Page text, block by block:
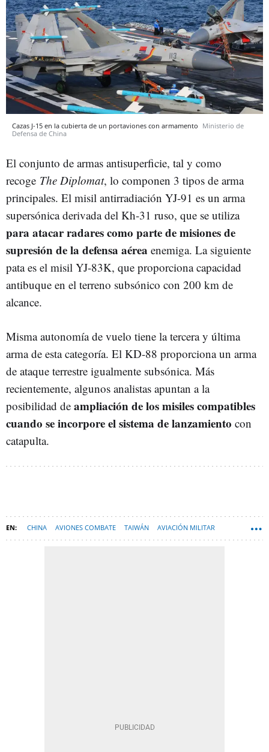
Cazas J-15 en la cubierta de un portaviones con armamento Ministerio de
Defensa de China
El conjunto de armas antisuperficie, tal y como
recoge The Diplomat, lo componen 3 tipos de arma
principales. El misil antirradiación YJ-91 es un arma
supersónica derivada del Kh-31 ruso, que se utiliza
para atacar radares como parte de misiones de
supresión de la defensa aérea enemiga. La siguiente
pata es el misil YJ-83K, que proporciona capacidad
antibuque en el terreno subsónico con 200 km de
alcance.
Misma autonomía de vuelo tiene la tercera y última
arma de esta categoría. El KD-88 proporciona un arma
de ataque terrestre igualmente subsónica. Más
recientemente, algunos analistas apuntan a la
posibilidad de ampliación de los misiles compatibles
cuando se incorpore el sistema de lanzamiento con
catapulta.
CHINA AVIONES COMBATE TAIWÁN AVIACIÓN MILITAR